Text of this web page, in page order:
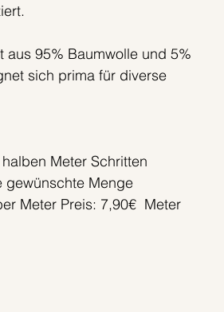
aus 95% Baumwolle und 5%
sich prima für diverse
Meter Schritten
gewünschte Menge
Meter Preis: 7,90€ Meter